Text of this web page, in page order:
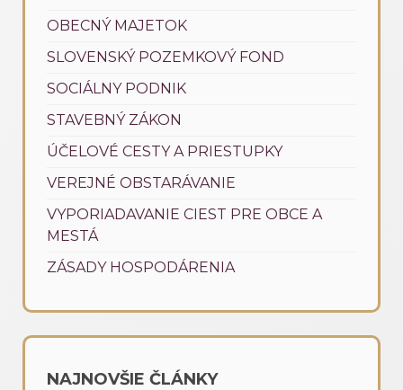
OBECNÝ MAJETOK
SLOVENSKÝ POZEMKOVÝ FOND
SOCIÁLNY PODNIK
STAVEBNÝ ZÁKON
ÚČELOVÉ CESTY A PRIESTUPKY
VEREJNÉ OBSTARÁVANIE
VYPORIADAVANIE CIEST PRE OBCE A
MESTÁ
ZÁSADY HOSPODÁRENIA
NAJNOVŠIE ČLÁNKY